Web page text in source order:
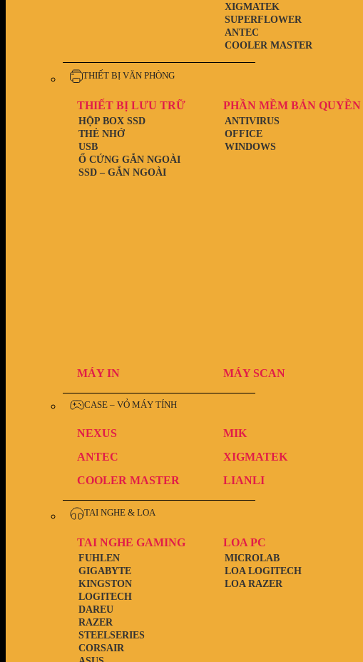
COOLER MASTER
ANTEC
SUPERFLOWER
XIGMATEK
THIẾT BỊ VĂN PHÒNG
THIẾT BỊ LƯU TRỮ
SSD – GẮN NGOÀI
Ổ CỨNG GẮN NGOÀI
USB
THẺ NHỚ
HỘP BOX SSD
PHẦN MỀM BẢN QUYỀN
WINDOWS
OFFICE
ANTIVIRUS
MÁY IN MÁY SCAN
CASE – VỎ MÁY TÍNH
NEXUS MIK
ANTEC
XIGMATEK
COOLER MASTER
LIANLI
TAI NGHE & LOA
TAI NGHE GAMING
CORSAIR
STEELSERIES
RAZER
DAREU
LOGITECH
KINGSTON
GIGABYTE
FUHLEN
LOA PC
LOA RAZER
LOA LOGITECH
MICROLAB